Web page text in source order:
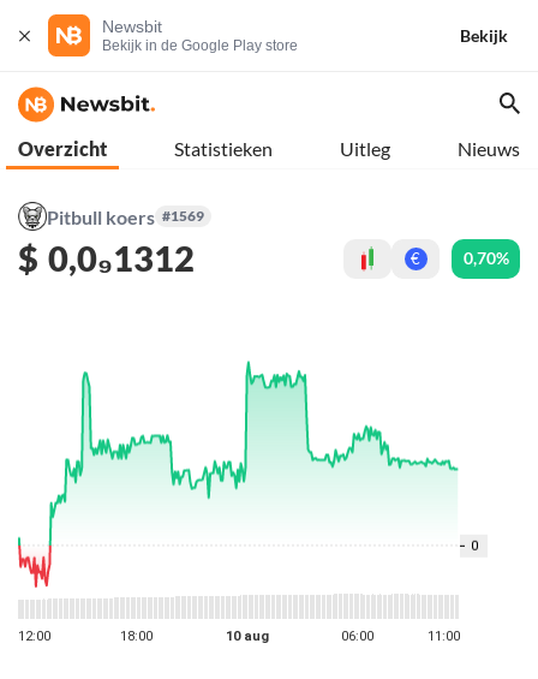
Newsbit
Bekijk in de Google Play store
Bekijk
Overzicht Statistieken Uitleg Nieuws
Pitbull koers #1569
$ 0,0₉1312 € 0,70%